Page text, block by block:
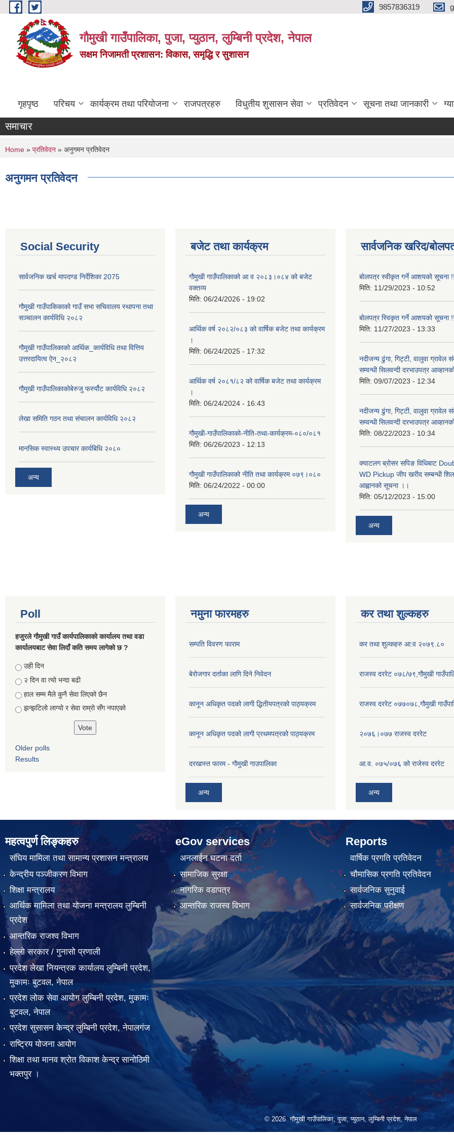
Skip to main content 9857836319
गौमुखी गाउँपालिका, पुजा, प्युठान, लुम्बिनी प्रदेश, नेपाल
सक्षम निजामती प्रशासन: विकास, समृद्धि र सुशासन
गृहपृष्ठ परिचय कार्यक्रम तथा परियोजना राजपत्रहरु विधुतीय शुसासन सेवा प्रतिवेदन सूचना तथा जानकारी
समाचार
You are here
Home » प्रतिवेदन » अनुगमन प्रतिवेदन
अनुगमन प्रतिवेदन
Social Security
सार्वजनिक खर्च मापदण्ड निर्देशिका 2075
गौमुखी गाउँपाकिकाको गाउँ सभा सचिवालय स्थापना तथा
सञ्चालन कार्यविधि २०८२
गौमुखी गाउँपालिकाको आर्थिक_कार्यविधि तथा वित्तिय
उत्तरदायित्व ऐन_२०८२
गौमुखी गाउँपालिकाकोबेरुजु फर्स्यौट कार्यविधि २०८२
लेखा समिति गठन तथा संचालन कार्यविधि २०८२
मानसिक स्वास्थ्य उपचार कार्यबिधि २०८०
अन्य
बजेट तथा कार्यक्रम
गौमुखी गाउँपालिकाको आ व २०८३।०८४ को बजेट
वक्तव्य
मिति: 06/24/2026 - 19:02
आर्थिक वर्ष २०८२/०८३ को वार्षिक बजेट तथा कार्यक्रम
।
मिति: 06/24/2025 - 17:32
आर्थिक वर्ष २०८१/८२ को वार्षिक बजेट तथा कार्यक्रम
।
मिति: 06/24/2024 - 16:43
गौमुखी-गाउँपालिकाको-नीति-तथा-कार्यक्रम-०८०/०८१
मिति: 06/26/2023 - 12:13
गौमुखी गाउँपालिकाको नीति तथा कार्यक्रम ०७९।०८०
मिति: 06/24/2022 - 00:00
अन्य
सार्वजनिक खरिद/
बोलपत्र स्वीकृत गर्ने आशयको सूचना
मिति: 11/29/2023 - 10:52
बोलपत्र स्विकृत गर्ने आशयको सूचना
मिति: 11/27/2023 - 13:33
नदीजन्य ढुंगा, गिट्टी, वालुवा ग्रावेल
सम्वन्धी सिलवन्दी दरभाउपत्र
मिति: 09/07/2023 - 12:34
नदीजन्य ढुंगा, गिट्टी, वालुवा ग्रावेल
सम्वन्धी सिलवन्दी दरभाउपत्र
मिति: 08/22/2023 - 10:34
क्याटलग ब्रोसर सपिङ विधिबाट
WD Pickup जीप खरीद सम्बन्धी
आह्वानको सूचना ।।
मिति: 05/12/2023 - 15:00
अन्य
Poll
हजुरले गौमुखी गाउँ कार्यपालिकाको कार्यालय तथा वडा
कार्यालयबाट सेवा लिदाँ कति समय लागेको छ ?
Choices
उही दिन
२ दिन वा त्यो भन्दा बढी
हाल सम्म मैले कुनै सेवा लिएको छैन
झन्झटिलो लाग्यो र सेवा राम्रो सँग नपाएको
Older polls
Results
नमुना फारमहरु
सम्पति विवरण फाराम
बेरोजगार दर्ताका लागि दिने निवेदन
कानून अधिकृत पदको लागी द्धितीयपत्रको पाठ्यक्रम
कानून अधिकृत पदको लागी प्रथमपत्रको पाठ्यक्रम
दरखास्त फारम - गाैमुखी गाउपालिका
अन्य
कर तथा शुल्कहरु
कर तथा शुल्कहरु आ:व २०७९.८०
राजस्व दररेट ०७८/७९,गौमुखी
राजस्व दररेट ०७७०७८,गौमुखी
२०७६।०७७ राजस्व दररेट
आ.व. ०७५/०७६ को राजेस्व दररेट
अन्य
महत्वपुर्ण लिङ्कहरु
संघिय मामिला तथा सामान्य प्रशासन मन्त्रालय
केन्द्रीय पञ्जीकरण विभाग
शिक्षा मन्त्रालय
आर्थिक मामिला तथा योजना मन्त्रालय लुम्बिनी
प्रदेश
आन्तरिक राजश्व विभाग
हेल्लो सरकार / गुनासो प्रणाली
प्रदेश लेखा नियन्त्रक कार्यालय लुम्बिनी प्रदेश,
मुकामः बुटवल, नेपाल
प्रदेश लोक सेवा आयोग लुम्बिनी प्रदेश, मुकामः
बुटवल, नेपाल
प्रदेश सुसासन केन्द्र लुम्बिनी प्रदेश, नेपालगंज
राष्ट्रिय योजना आयोग
शिक्षा तथा मानव श्रोत विकाश केन्द्र सानोठिमी
भक्तपुर ।
eGov services
अनलाईन घटना दर्ता
सामाजिक सुरक्षा
नागरिक वडापत्र
आन्तरिक राजस्व विभाग
Reports
वार्षिक प्रगति प्रतिवेदन
चौमासिक प्रगति प्रतिवेदन
सार्वजनिक सुनुवाई
सार्वजनिक परीक्षण
© 2026 गौमुखी गाउँपालिका, पुजा, प्युठान, लुम्बिनी प्रदेश, नेपाल